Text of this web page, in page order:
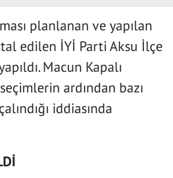
planlanan ve yapılan
edilen İYİ Parti Aksu İlçe
Macun Kapalı
ardından bazı
iddiasında